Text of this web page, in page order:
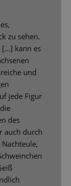
zu sehen.
[…] kann es
und
jede Figur
des
auch durch